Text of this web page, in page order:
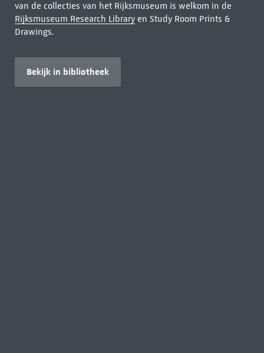
van de collecties van het Rijksmuseum is welkom in de
Rijksmuseum Research Libraryen Study Room Prints &
Drawings.
Bekijk in bibliotheek